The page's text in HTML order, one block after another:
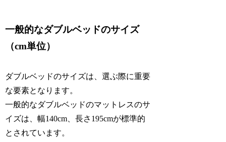
一般的なダブルベッドのサイズ
（cm単位）
ダブルベッドのサイズは、選ぶ際に重要
な要素となります。
一般的なダブルベッドのマットレスのサ
イズは、幅140cm、長さ195cmが標準的
とされています。